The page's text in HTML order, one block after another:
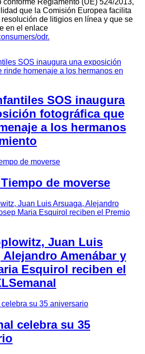
que la Comisión Europea facilita
de litigios en línea y que se
en el enlace
odr.
SOS inaugura
fotográfica que
a los hermanos
de moverse
Juan Luis
Alejandro Amenábar y
Esquirol reciben el
celebra su 35